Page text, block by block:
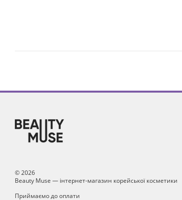
© 2026
Beauty Muse — інтернет-магазин корейської косметики
Приймаємо до оплати